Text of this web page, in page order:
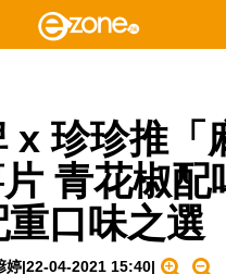
x 珍珍推「
青花椒配
重口味之選
婷|22-04-2021 15:40|